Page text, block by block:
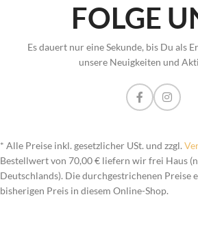
FOLGE
Es dauert nur eine Sekunde, bis Du als
unsere Neuigkeiten und
* Alle Preise inkl. gesetzlicher USt. und zzgl.
Bestellwert von 70,00 € liefern wir frei Haus
Deutschlands). Die durchgestrichenen Preise
bisherigen Preis in diesem Online-Shop.